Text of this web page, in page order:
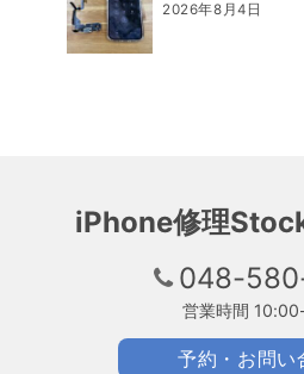
2026年8月4日
iPhone修理
048-
営業時間
予約・お問い